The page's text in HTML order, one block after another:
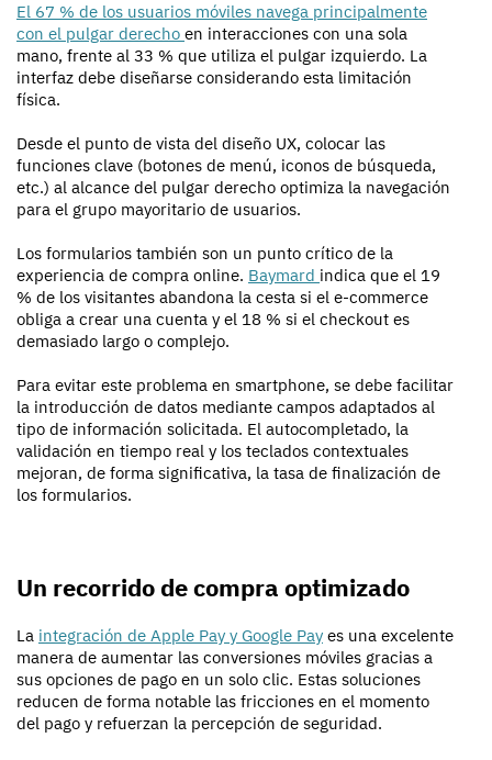
El 67 % de los usuarios móviles navega principalmente
con el pulgar derecho en interacciones con una sola
mano, frente al 33 % que utiliza el pulgar izquierdo. La
interfaz debe diseñarse considerando esta limitación
física.
Desde el punto de vista del diseño UX, colocar las
funciones clave (botones de menú, iconos de búsqueda,
etc.) al alcance del pulgar derecho optimiza la navegación
para el grupo mayoritario de usuarios.
Los formularios también son un punto crítico de la
experiencia de compra online. Baymard indica que el 19
% de los visitantes abandona la cesta si el e-commerce
obliga a crear una cuenta y el 18 % si el checkout es
demasiado largo o complejo.
Para evitar este problema en smartphone, se debe facilitar
la introducción de datos mediante campos adaptados al
tipo de información solicitada. El autocompletado, la
validación en tiempo real y los teclados contextuales
mejoran, de forma significativa, la tasa de finalización de
los formularios.
Un recorrido de compra optimizado
La integración de Apple Pay y Google Pay es una excelente
manera de aumentar las conversiones móviles gracias a
sus opciones de pago en un solo clic. Estas soluciones
reducen de forma notable las fricciones en el momento
del pago y refuerzan la percepción de seguridad.